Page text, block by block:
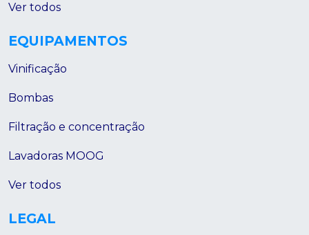
Ver todos
EQUIPAMENTOS
Vinificação
Bombas
Filtração e concentração
Lavadoras MOOG
Ver todos
LEGAL